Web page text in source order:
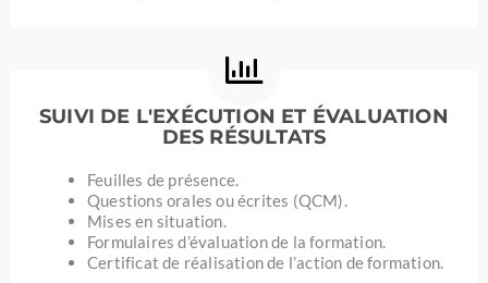
SUIVI DE L'EXÉCUTION ET ÉVALUATION
DES RÉSULTATS
Feuilles de présence.
Questions orales ou écrites (QCM).
Mises en situation.
Formulaires d’évaluation de la formation.
Certificat de réalisation de l’action de formation.